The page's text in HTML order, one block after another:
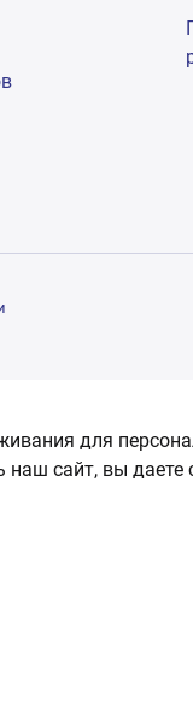
для
сайт, вы